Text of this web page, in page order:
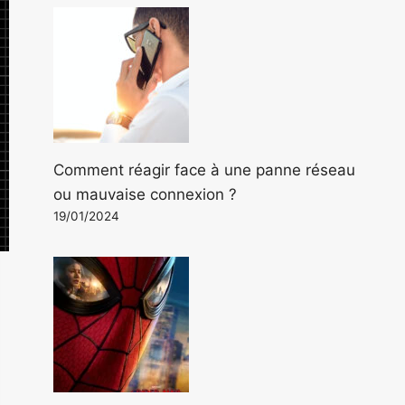
Comment réagir face à une panne réseau
ou mauvaise connexion ?
19/01/2024